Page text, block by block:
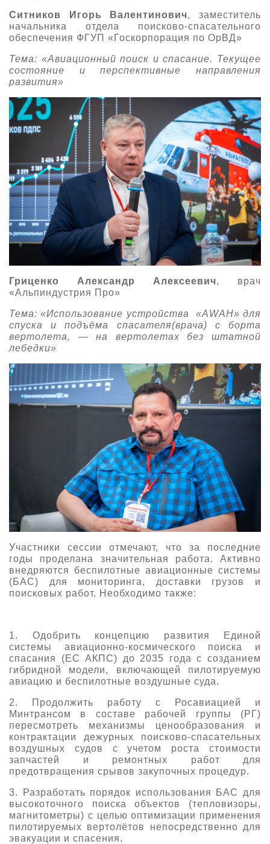
Ситников Игорь Валентинович, заместитель
начальника отдела поисково-спасательного
обеспечения ФГУП «Госкорпорация по ОрВД»
Тема: «Авиационный поиск и спасание. Текущее
состояние и перспективные направления
развития»
Гриценко Александр Алексеевич, врач
«Альпиндустрия Про»
Тема: «Использование устройства «AWAH» для
спуска и подъёма спасателя(врача) с борта
вертолета, — на вертолетах без штатной
лебедки»
Участники сессии отмечают, что за последние
годы проделана значительная работа. Активно
внедряются беспилотные авиационные системы
(БАС) для мониторинга, доставки грузов и
поисковых работ. Необходимо также:
1. Одобрить концепцию развития Единой
системы авиационно-космического поиска и
спасания (ЕС АКПС) до 2035 года с созданием
гибридной модели, включающей пилотируемую
авиацию и беспилотные воздушные суда.
2. Продолжить работу с Росавиацией и
Минтрансом в составе рабочей группы (РГ)
пересмотреть механизмы ценообразования и
контрактации дежурных поисково-спасательных
воздушных судов с учетом роста стоимости
запчастей и ремонтных работ для
предотвращения срывов закупочных процедур.
3. Разработать порядок использования БАС для
высокоточного поиска объектов (тепловизоры,
магнитометры) с целью оптимизации применения
пилотируемых вертолётов непосредственно для
эвакуации и спасения.